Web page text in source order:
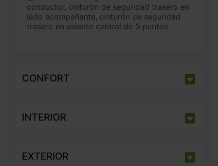
conductor, cinturón de seguridad trasero en
lado acompañante, cinturón de seguridad
trasero en asiento central de 3 puntos
CONFORT
INTERIOR
EXTERIOR